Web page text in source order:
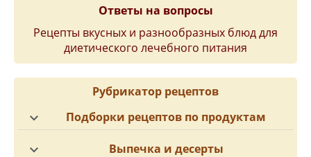
Ответы на вопросы
Рецепты вкусных и разнообразных блюд для
диетического лечебного питания
Рубрикатор рецептов
Подборки рецептов по продуктам
Выпечка и десерты